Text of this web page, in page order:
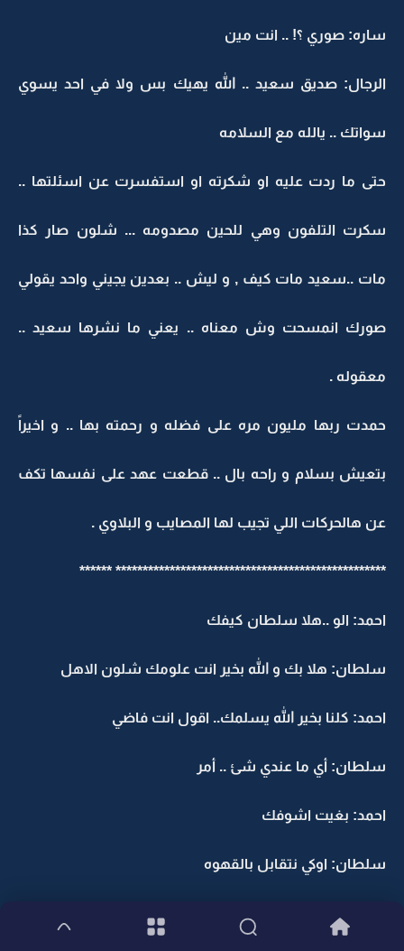
ساره: صوري ؟! .. انت مين
الرجال: صديق سعيد .. الله يهيك بس ولا في احد يسوي
سواتك .. يالله مع السلامه
حتى ما ردت عليه او شكرته او استفسرت عن اسئلتها ..
سكرت التلفون وهي للحين مصدومه ... شلون صار كذا
مات ..سعيد مات كيف , و ليش .. بعدين يجيني واحد يقولي
صورك انمسحت وش معناه .. يعني ما نشرها سعيد ..
معقوله .
حمدت ربها مليون مره على فضله و رحمته بها .. و اخيراً
بتعيش بسلام و راحه بال .. قطعت عهد على نفسها تكف
عن هالحركات اللي تجيب لها المصايب و البلاوي .
************************************************** ******
احمد: الو ..هلا سلطان كيفك
سلطان: هلا بك و الله بخير انت علومك شلون الاهل
احمد: كلنا بخير الله يسلمك.. اقول انت فاضي
سلطان: أي ما عندي شئ .. أمر
احمد: بغيت اشوفك
سلطان: اوكي نتقابل بالقهوه